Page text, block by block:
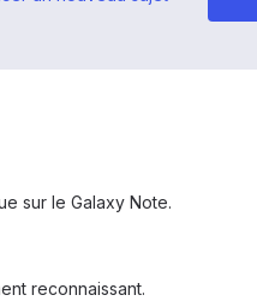
sur le Galaxy Note.
reconnaissant.